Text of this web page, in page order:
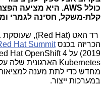
כולל AWS. היא מציעה
קלת-משקל, חסינה לגמרי
רד האט (Red Hat), שעוסקת
הכריזה בכנסHat Summit
2019) על
Hat OpenShift 4
Kubernetes הארגונית שלה
מחדש כדי לתת מענה למציאות
במערכות ייצור.